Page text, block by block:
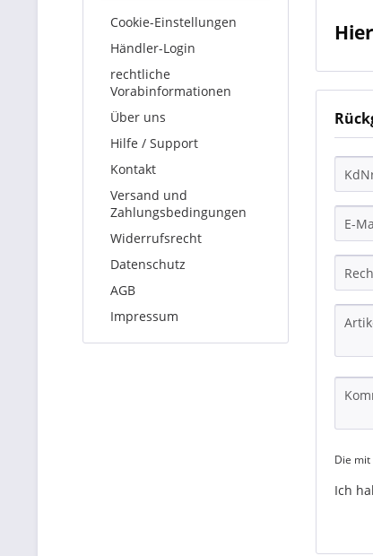
Cookie-Einstellungen
Händler-Login
rechtliche
Vorabinformationen
Über uns
Hilfe / Support
Kontakt
Versand und
Zahlungsbedingungen
Widerrufsrecht
Datenschutz
AGB
Impressum
Die
Ich